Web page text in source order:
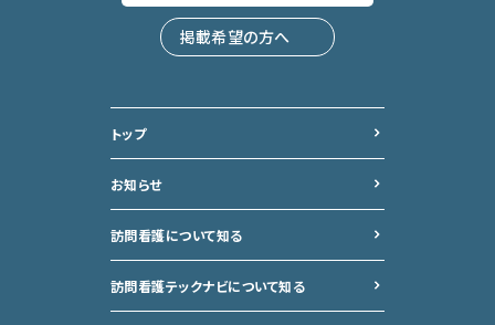
掲載希望の方へ
トップ
お知らせ
訪問看護について知る
訪問看護テックナビについて知る